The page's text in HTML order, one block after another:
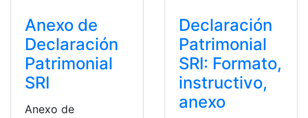
Anexo de
Declaración
Patrimonial
SRI
Anexo de
Declaración
Patrimonial
SRI: Formato,
instructivo,
anexo